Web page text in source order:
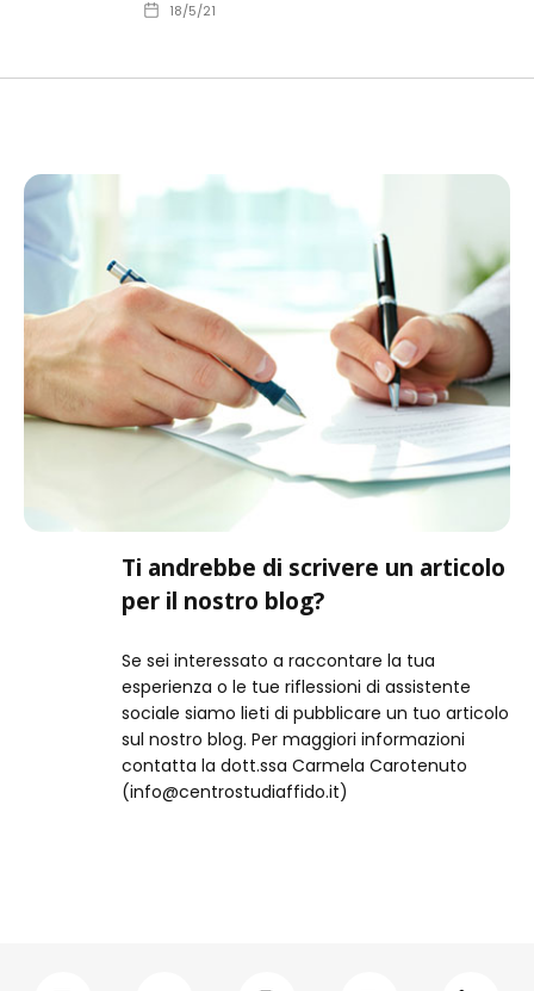
18/5/21
Ti andrebbe di scrivere un articolo
per il nostro blog?
Se sei interessato a raccontare la tua
esperienza o le tue riflessioni di assistente
sociale siamo lieti di pubblicare un tuo articolo
sul nostro blog. Per maggiori informazioni
contatta la dott.ssa Carmela Carotenuto
(info@centrostudiaffido.it)